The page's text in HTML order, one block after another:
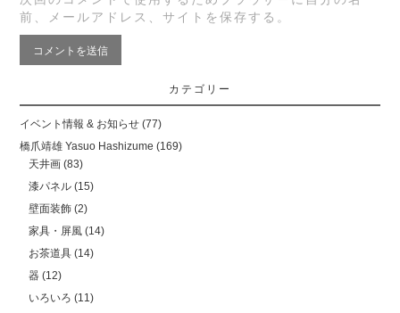
前、メールアドレス、サイトを保存する。
カテゴリー
イベント情報 & お知らせ (77)
橋爪靖雄 Yasuo Hashizume (169)
天井画 (83)
漆パネル (15)
壁面装飾 (2)
家具・屏風 (14)
お茶道具 (14)
器 (12)
いろいろ (11)